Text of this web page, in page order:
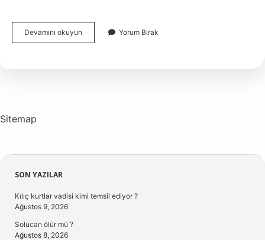
Devamını okuyun
Arap
Yorum Bırak
Sitemap
Sidebar
SON YAZILAR
Kılıç kurtlar vadisi kimi temsil ediyor ?
Ağustos 9, 2026
Solucan ölür mü ?
Ağustos 8, 2026